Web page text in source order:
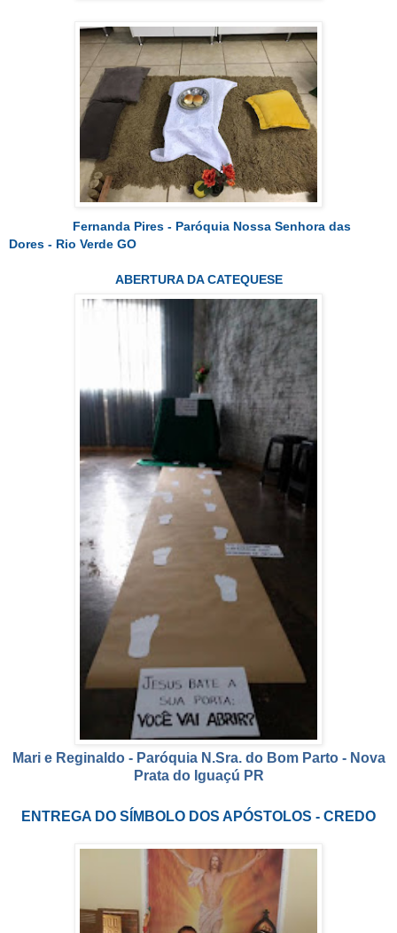
Fernanda Pires - Paróquia Nossa Senhora das
Dores - Rio Verde GO
ABERTURA DA CATEQUESE
Mari e Reginaldo - Paróquia N.Sra. do Bom Parto - Nova
Prata do Iguaçú PR
ENTREGA DO SÍMBOLO DOS APÓSTOLOS - CREDO